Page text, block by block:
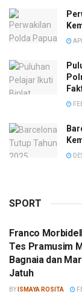
SPORT
Franco
Tes Pramusim
Bagnaia dan
Jatuh
BY ISMAYA ROSITA